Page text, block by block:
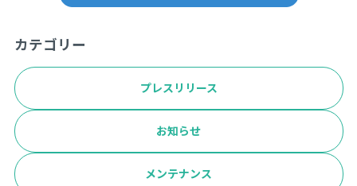
カテゴリー
プレスリリース
お知らせ
メンテナンス